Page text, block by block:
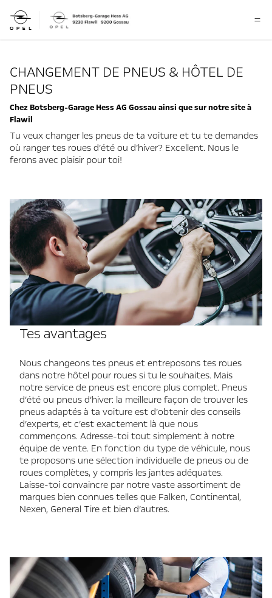
CHANGEMENT DE PNEUS & HÔTEL DE
PNEUS
Chez Botsberg-Garage Hess AG Gossau ainsi que sur notre site à
Flawil
Tu veux changer les pneus de ta voiture et tu te demandes
où ranger tes roues d’été ou d’hiver? Excellent. Nous le
ferons avec plaisir pour toi!
Tes avantages
Nous changeons tes pneus et entreposons tes roues
dans notre hôtel pour roues si tu le souhaites. Mais
notre service de pneus est encore plus complet. Pneus
d’été ou pneus d’hiver: la meilleure façon de trouver les
pneus adaptés à ta voiture est d’obtenir des conseils
d’experts, et c’est exactement là que nous
commençons. Adresse-toi tout simplement à notre
équipe de vente. En fonction du type de véhicule, nous
te proposons une sélection individuelle de pneus ou de
roues complètes, y compris les jantes adéquates.
Laisse-toi convaincre par notre vaste assortiment de
marques bien connues telles que Falken, Continental,
Nexen, General Tire et bien d’autres.